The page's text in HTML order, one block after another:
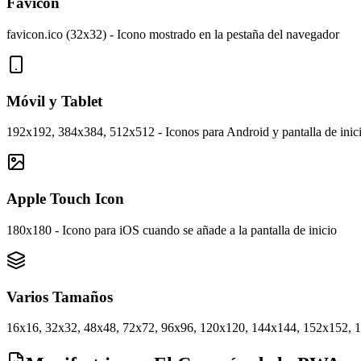
favicon.ico (32x32) - Icono mostrado en la pestaña del navegador
Móvil y Tablet
192x192, 384x384, 512x512 - Iconos para Android y pantalla de
Apple Touch Icon
180x180 - Icono para iOS cuando se añade a la pantalla de inicio
Varios Tamaños
16x16, 32x32, 48x48, 72x72, 96x96, 120x120, 144x144, 152x152,